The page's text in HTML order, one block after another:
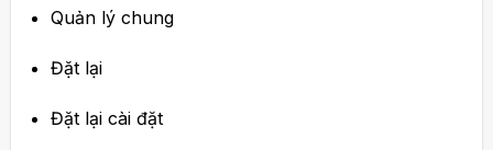
Quản lý chung
Đặt lại
Đặt lại cài đặt